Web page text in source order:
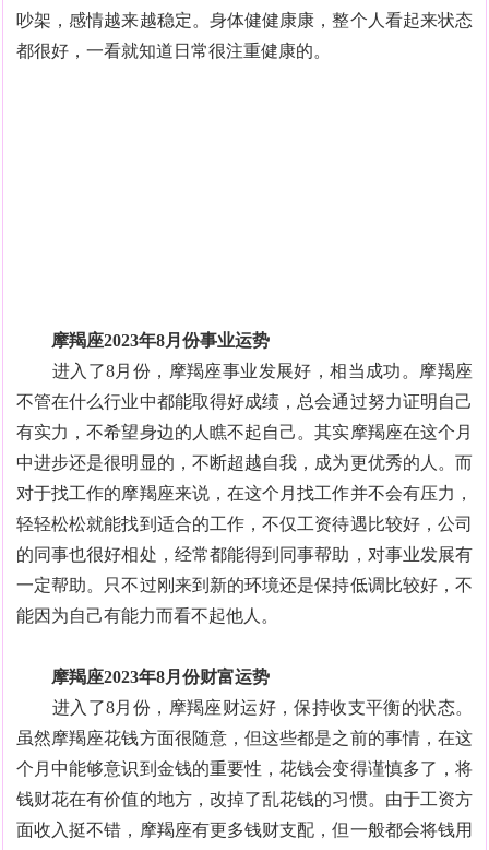
吵架，感情越来越稳定。身体健健康康，整个人看起来状态
都很好，一看就知道日常很注重健康的。
摩羯座2023年8月份事业运势
进入了8月份，摩羯座事业发展好，相当成功。摩羯座
不管在什么行业中都能取得好成绩，总会通过努力证明自己
有实力，不希望身边的人瞧不起自己。其实摩羯座在这个月
中进步还是很明显的，不断超越自我，成为更优秀的人。而
对于找工作的摩羯座来说，在这个月找工作并不会有压力，
轻轻松松就能找到适合的工作，不仅工资待遇比较好，公司
的同事也很好相处，经常都能得到同事帮助，对事业发展有
一定帮助。只不过刚来到新的环境还是保持低调比较好，不
能因为自己有能力而看不起他人。
摩羯座2023年8月份财富运势
进入了8月份，摩羯座财运好，保持收支平衡的状态。
虽然摩羯座花钱方面很随意，但这些都是之前的事情，在这
个月中能够意识到金钱的重要性，花钱会变得谨慎多了，将
钱财花在有价值的地方，改掉了乱花钱的习惯。由于工资方
面收入挺不错，摩羯座有更多钱财支配，但一般都会将钱用